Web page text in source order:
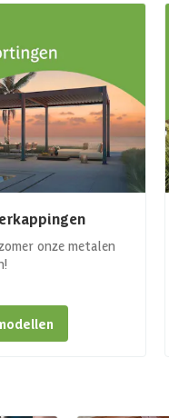
onze metalen